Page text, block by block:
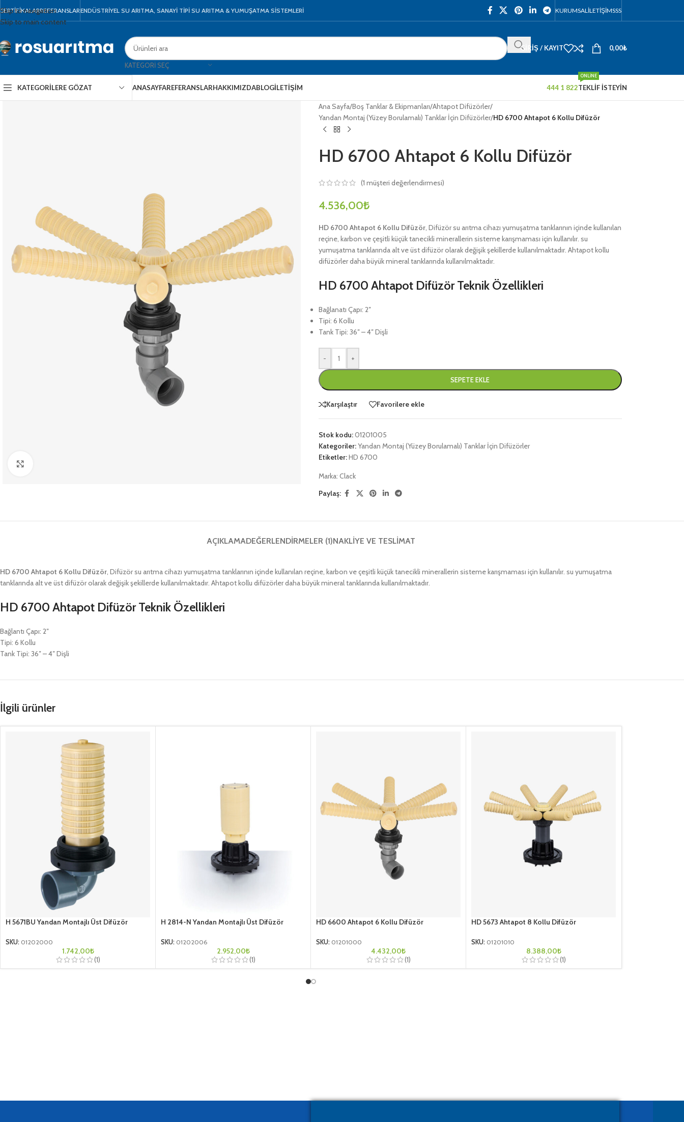
Skip to navigation
Skip to main content
SERTIFIKALARREFERANSLARENDÜSTRİYEL SU ARITMA, SANAYİ TİPİ SU ARITMA & YUMUŞATMA SİSTEMLERİ KURUMSAL İLETIŞIMSSS
KATEGORI SEÇ
GIRIŞ / KAYIT 0,00₺
KATEGORILERE GÖZAT ANASAYFAREFERANSLARHAKKIMIZDABLOGİLETIŞIM 444 1 822TEKLİF İSTEYİN
ONLINE
Ana Sayfa/Boş Tanklar & Ekipmanları/Ahtapot Difüzörler/
Yandan Montaj (Yüzey Borulamalı) Tanklar İçin Difüzörler/HD 6700 Ahtapot 6 Kollu Difüzör
HD 6700 Ahtapot 6 Kollu Difüzör
(1 müşteri değerlendirmesi)
4.536,00₺
HD 6700 Ahtapot 6 Kollu Difüzör, Difüzör su arıtma cihazı yumuşatma tanklarının içinde kullanılan
reçine, karbon ve çeşitli küçük tanecikli minerallerin sisteme karışmaması için kullanılır. su
yumuşatma tanklarında alt ve üst difüzör olarak değişik şekillerde kullanılmaktadır. Ahtapot kollu
difüzörler daha büyük mineral tanklarında kullanılmaktadır.
HD 6700 Ahtapot Difüzör Teknik Özellikleri
Bağlanatı Çapı: 2″
Tipi: 6 Kollu
Tank Tipi: 36″ – 4″ Dişli
- +
SEPETE EKLE
Karşılaştır Favorilere ekle
Stok kodu:01201005
Kategoriler:Yandan Montaj (Yüzey Borulamalı) Tanklar İçin Difüzörler
Etiketler:HD 6700
Marka: Clack
Paylaş:
AÇIKLAMADEĞERLENDIRMELER (1)NAKLIYE VE TESLIMAT
HD 6700 Ahtapot 6 Kollu Difüzör , Difüzör su arıtma cihazı yumuşatma tanklarının içinde kullanılan reçine, karbon ve çeşitli küçük tanecikli minerallerin sisteme karışmaması için kullanılır. su yumuşatma
tanklarında alt ve üst difüzör olarak değişik şekillerde kullanılmaktadır. Ahtapot kollu difüzörler daha büyük mineral tanklarında kullanılmaktadır.
HD 6700 Ahtapot Difüzör Teknik Özellikleri
Bağlantı Çapı: 2″
Tipi: 6 Kollu
Tank Tipi: 36″ – 4″ Dişli
İlgili ürünler
H 5671BU Yandan Montajlı Üst Difüzör
SKU: 01202000
1.742,00₺
(1)
H 2814-N Yandan Montajlı Üst Difüzör
SKU: 01202006
2.952,00₺
(1)
HD 6600 Ahtapot 6 Kollu Difüzör
SKU: 01201000
4.432,00₺
(1)
HD 5673 Ahtapot 8 Kollu Difüzör
SKU: 01201010
8.388,00₺
(1)